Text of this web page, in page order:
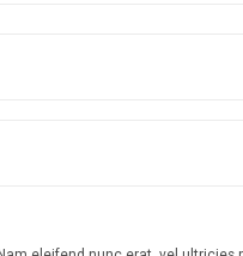
bulunuyor.
alternatifler olmalı.